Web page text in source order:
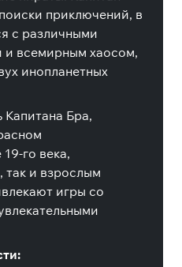
приключений, в
с различными
и всемирным хаосом,
инопланетных
Капитана Бра,
го века,
так и взрослым
игры со